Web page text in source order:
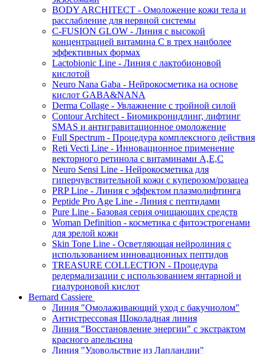
BODY ARCHITECT - Омоложение кожи тела и
расслабление для нервной системы
C-FUSION GLOW - Линия с высокой
концентрацией витамина C в трех наиболее
эффективных формах
Lactobionic Line - Линия с лактобионовой
кислотой
Neuro Nana Gaba - Нейрокосметика на основе
кислот GABA&NANA
Derma Collage - Увлажнение с тройной силой
Contour Architect - Биомикронидлинг, лифтинг
SMAS и антигравитационное омоложение
Full Spectrum - Процедура комплексного действия
Reti Vecti Line - Инновационное применение
векторного ретинола с витаминами A,Е,С
Neuro Sensi Line - Нейрокосметика для
гиперчувствительной кожи с куперозом/розацеа
PRP Line - Линия с эффектом плазмолифтинга
Peptide Pro Age Line - Линия с пептидами
Pure Line - Базовая серия очищающих средств
Woman Definition - косметика с фитоэстрогенами
для зрелой кожи
Skin Tone Line - Осветляющая нейролиния с
использованием инновационных пептидов
TREASURE COLLECTION - Процедура
редермализации с использованием янтарной и
гиалуроновой кислот
Bernard Cassiere
Линия "Омолаживающий уход с бакучиолом"
Антистрессовая Шоколадная линия
Линия "Восстановление энергии" с экстрактом
красного апельсина
Линия "Удовольствие из Лапландии"